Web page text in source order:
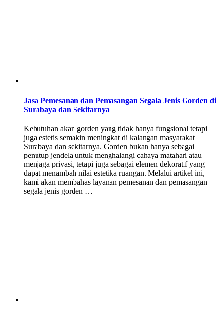
Jasa Pemesanan dan Pemasangan Segala Jenis Gorden di
Surabaya dan Sekitarnya
Kebutuhan akan gorden yang tidak hanya fungsional tetapi
juga estetis semakin meningkat di kalangan masyarakat
Surabaya dan sekitarnya. Gorden bukan hanya sebagai
penutup jendela untuk menghalangi cahaya matahari atau
menjaga privasi, tetapi juga sebagai elemen dekoratif yang
dapat menambah nilai estetika ruangan. Melalui artikel ini,
kami akan membahas layanan pemesanan dan pemasangan
segala jenis gorden …